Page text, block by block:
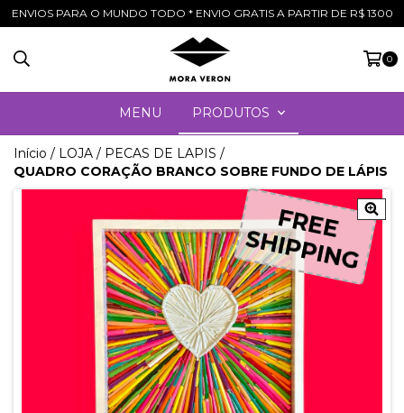
ENVIOS PARA O MUNDO TODO * ENVIO GRATIS A PARTIR DE R$ 1300
0
MENU PRODUTOS
Início / LOJA / PECAS DE LAPIS /
QUADRO CORAÇÃO BRANCO SOBRE FUNDO DE LÁPIS
FREE
SHIPPING
FREE
SHIPPING